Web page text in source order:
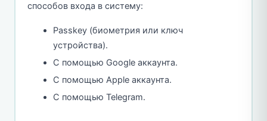
способов входа в систему:
Passkey (биометрия или ключ
устройства).
С помощью Google аккаунта.
С помощью Apple аккаунта.
С помощью Telegram.